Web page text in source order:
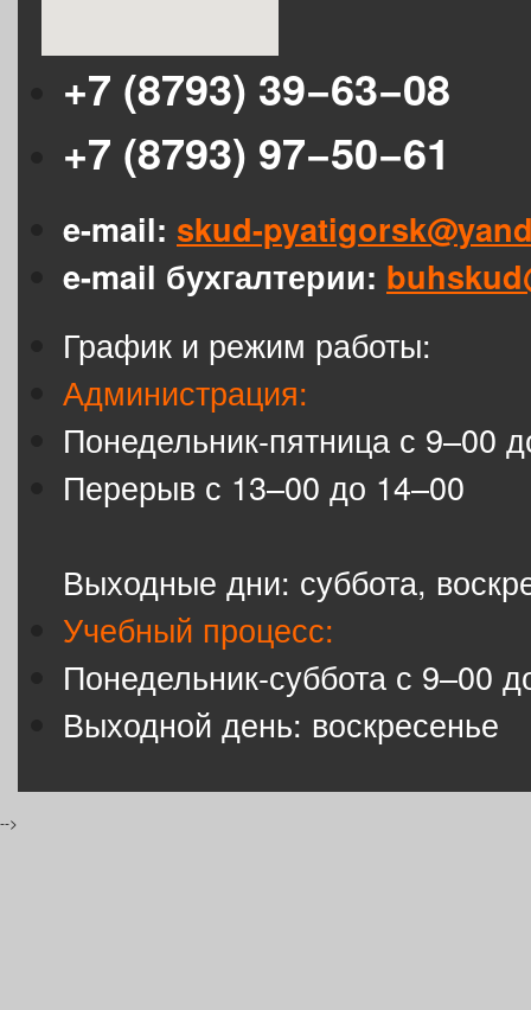
+7 (8793) 39−63−08
+7 (8793) 97−50−61
e-mail: skud-
e-mail бухгалтерии:
График и режим работы:
Администрация:
Понедельник-пятница с 9–00
Перерыв с 13–00 до 14–00
Выходные дни: суббота,
Учебный процесс:
Понедельник-суббота с 9–00
Выходной день: воскресенье
-->